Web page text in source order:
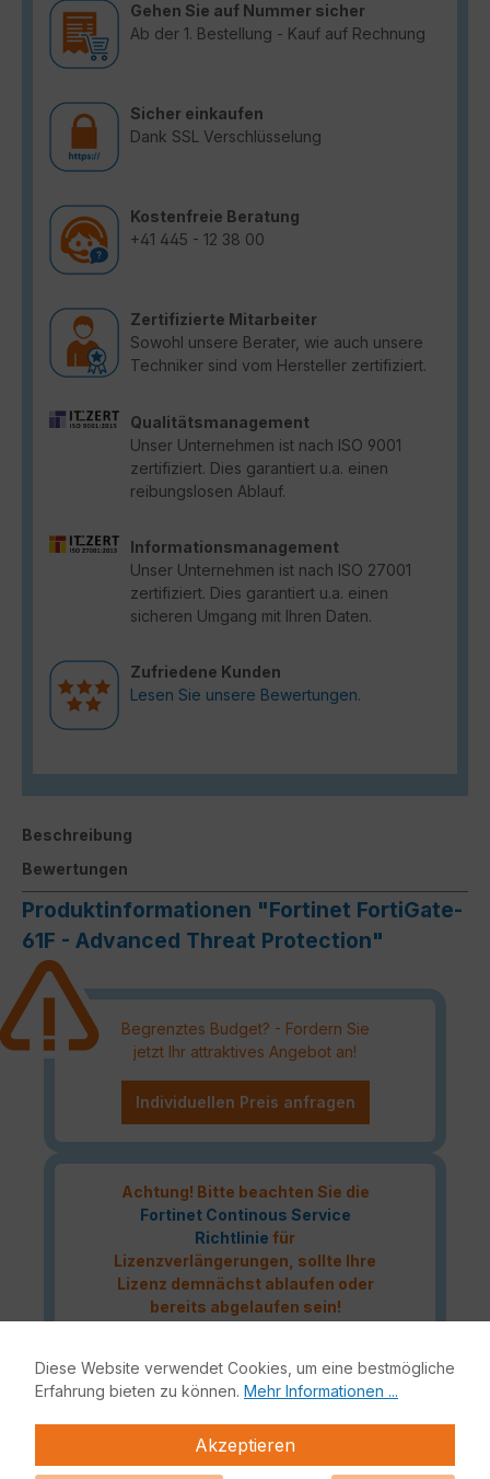
Gehen Sie auf Nummer sicher
Ab der 1. Bestellung - Kauf auf Rechnung
Sicher einkaufen
Dank SSL Verschlüsselung
Kostenfreie Beratung
+41 445 - 12 38 00
Zertifizierte Mitarbeiter
Sowohl unsere Berater, wie auch unsere
Techniker sind vom Hersteller zertifiziert.
Qualitätsmanagement
Unser Unternehmen ist nach ISO 9001
zertifiziert. Dies garantiert u.a. einen
reibungslosen Ablauf.
Informationsmanagement
Unser Unternehmen ist nach ISO 27001
zertifiziert. Dies garantiert u.a. einen
sicheren Umgang mit Ihren Daten.
Zufriedene Kunden
Lesen Sie unsere Bewertungen.
Beschreibung
Bewertungen
Produktinformationen "Fortinet FortiGate-
61F - Advanced Threat Protection"
Begrenztes Budget? - Fordern Sie
jetzt Ihr attraktives Angebot an!
Individuellen Preis anfragen
Achtung! Bitte beachten Sie die
Fortinet Continous Service
Richtlinie für
Lizenzverlängerungen, sollte Ihre
Lizenz demnächst ablaufen oder
bereits abgelaufen sein!
Das Fortinet Advanced Thread Protection Lizenzbundle
liefert eine vollumfängliche Netzwerksicherheit für Ihre IT-
Infrastruktur. Bestandteile dieses Bundles sind neben
FortiCare 24x7 Support auch Application Control, Intrusion
Diese Website verwendet Cookies, um eine bestmögliche
Erfahrung bieten zu können. Mehr Informationen ...
Akzeptieren